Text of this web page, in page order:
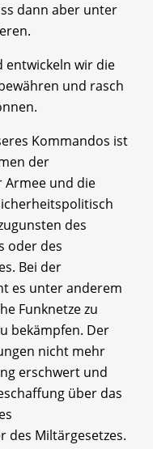
dann aber unter
entwickeln wir die
und rasch
Kommandos ist
der
Armee und die
des
oder des
Bei der
es unter anderem
Funknetze zu
bekämpfen. Der
nicht mehr
erschwert und
über das
des Miltärgesetzes.